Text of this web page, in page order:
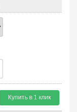
Купить в 1 клик